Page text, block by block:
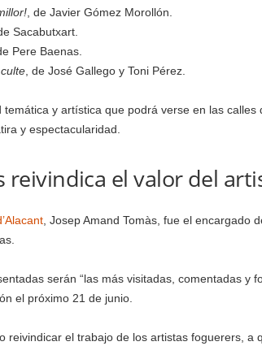
, de Javier Gómez Morollón.
Sacabutxart.
Pere Baenas.
, de José Gallego y Toni Pérez.
y artística que podrá verse en las
y espectacularidad.
reivindica el valor del
, Josep Amand Tomàs, fue el encargado
serán “las más visitadas, comentadas y
el próximo 21 de junio.
reivindicar el trabajo de los artistas foguerers, a